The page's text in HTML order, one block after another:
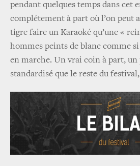
pendant quelques temps dans cet
complétement à part où l’on peut
tigre faire un Karaoké qu’une «
hommes peints de blanc comme
en marche. Un vrai coin à part, un
standardisé que le reste du